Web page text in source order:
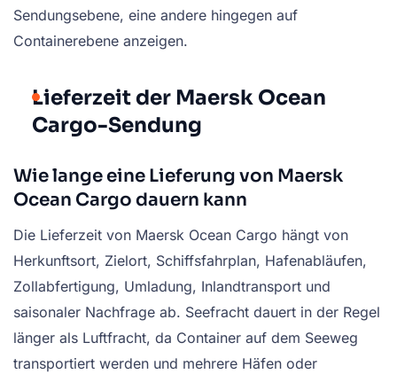
Sendungsebene, eine andere hingegen auf
Containerebene anzeigen.
Lieferzeit der Maersk Ocean
Cargo-Sendung
Wie lange eine Lieferung von Maersk
Ocean Cargo dauern kann
Die Lieferzeit von Maersk Ocean Cargo hängt von
Herkunftsort, Zielort, Schiffsfahrplan, Hafenabläufen,
Zollabfertigung, Umladung, Inlandtransport und
saisonaler Nachfrage ab. Seefracht dauert in der Regel
länger als Luftfracht, da Container auf dem Seeweg
transportiert werden und mehrere Häfen oder